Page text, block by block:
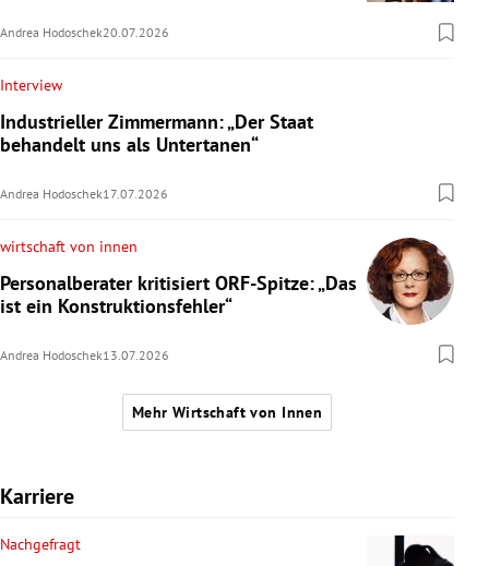
Andrea Hodoschek20.07.2026
Interview
Industrieller Zimmermann: „Der Staat
behandelt uns als Untertanen“
Andrea Hodoschek17.07.2026
wirtschaft von innen
Personalberater kritisiert ORF-Spitze: „Das
ist ein Konstruktionsfehler“
Andrea Hodoschek13.07.2026
Mehr Wirtschaft von Innen
Karriere
Nachgefragt